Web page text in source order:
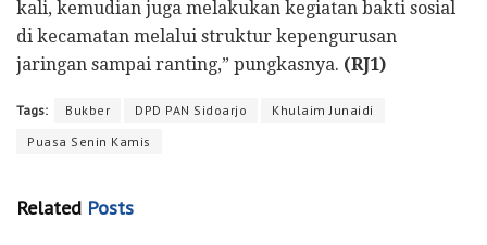
kali, kemudian juga melakukan kegiatan bakti sosial
di kecamatan melalui struktur kepengurusan
jaringan sampai ranting,” pungkasnya. (RJ1)
Tags: Bukber DPD PAN Sidoarjo
Khulaim Junaidi
Puasa Senin Kamis
Related Posts